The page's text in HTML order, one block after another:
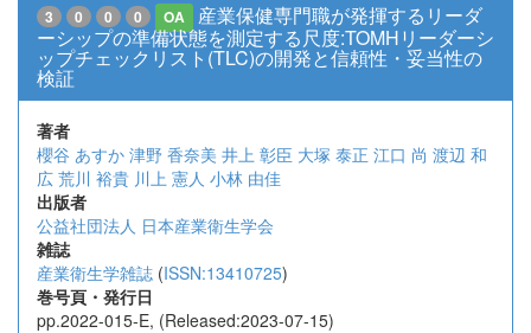
3 0 0 0 OA
産業保健専門職が発揮するリーダ
ーシップの準備状態を測定する尺度:TOMHリーダーシ
ップチェックリスト(TLC)の開発と信頼性・妥当性の
検証
著者
櫻谷 あすか 津野 香奈美 井上 彰臣 大塚 泰正 江口 尚 渡辺 和
広 荒川 裕貴 川上 憲人 小林 由佳
出版者
公益社団法人 日本産業衛生学会
雑誌
産業衛生学雑誌 (ISSN:13410725)
巻号頁・発行日
pp.2022-015-E, (Released:2023-07-15)